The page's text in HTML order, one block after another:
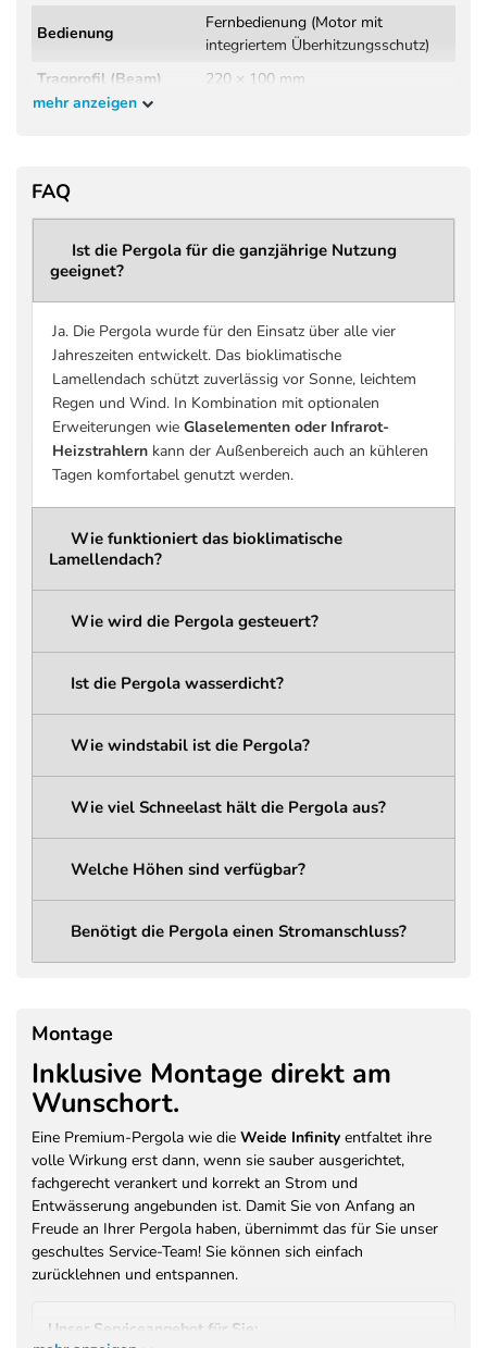
Bedienung
Fernbedienung (Motor mit
integriertem Überhitzungsschutz)
Tragprofil (Beam)
220 × 100 mm
Wandstärke
Windbeständigkeit
Norm / Prüfung
DIN EN 13561:2015+A1:2004
(Wind- und Regenprüfung,
Regenklasse 2 – getestet bis 56
l/m² pro Stunde
Maximale Schneelast
(praxisrelevant)
bis zu 207 kg/m² (größenabhängig –
siehe Tabelle Schneelast)
Schneelast Pergola-
Konstruktion
bis zu 936 kg/m² (größenabhängig –
siehe Tabelle Schneelast)
Schneelast
bis zu 207 kg/m² (größenabhängig –
Gesamthöhe
wählbar: 261,6 cm / 276,6 cm /
Durchgangshöhe
ca. 236,6 cm / 251,6 cm / 266,6 cm
(abhängig von der gewählten
Gesamthöhe)
Entwässerungssystem
Regenwassermanagement mit
verdeckten Kanälen und
Wasserabfluss über die Pergola-
Pfosten
LED Schutzklasse
IP68 (wasserdicht)
Abstrahlwinkel
120°
LED Spannung
12V DC
Stromanschluss
für Licht und optionales
Farbe
Anthrazit (RAL 7016)
Beschichtung /
Brandschutz
Pulverbeschichtung –
Brandschutzklasse A2-s1, d0 (EN
13501)
Garantie Motor /
Antrieb
3 Jahre Herstellergarantie
/ Beschichtung
Pulverbeschichtung
mehr anzeigen
FAQ
Ist die Pergola für die ganzjährige Nutzung
geeignet?
Ja. Die Pergola wurde für den Einsatz über alle vier
Jahreszeiten entwickelt. Das bioklimatische
Lamellendach schützt zuverlässig vor Sonne, leichtem
Regen und Wind. In Kombination mit optionalen
Erweiterungen wie Glaselementen oder Infrarot-
Heizstrahlernkann der Außenbereich auch an kühleren
Tagen komfortabel genutzt werden.
Wie funktioniert das bioklimatische
Lamellendach?
Wie wird die Pergola gesteuert?
Ist die Pergola wasserdicht?
Wie windstabil ist die Pergola?
Wie viel Schneelast hält die Pergola aus?
Welche Höhen sind verfügbar?
Benötigt die Pergola einen Stromanschluss?
Montage
Inklusive Montage direkt am
Wunschort.
Eine Premium-Pergola wie die Weide Infinity entfaltet ihre
volle Wirkung erst dann, wenn sie sauber ausgerichtet,
fachgerecht verankert und korrekt an Strom und
Entwässerung angebunden ist. Damit Sie von Anfang an
Freude an Ihrer Pergola haben, übernimmt das für Sie unser
geschultes Service-Team! Sie können sich einfach
zurücklehnen und entspannen.
Unser Serviceangebot für Sie: